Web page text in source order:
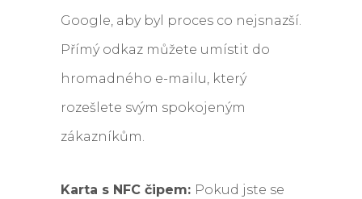
Google, aby byl proces co nejsnazší.
Přímý odkaz můžete umístit do
hromadného e-mailu, který
rozešlete svým spokojeným
zákazníkům.
Karta s NFC čipem: Pokud jste se